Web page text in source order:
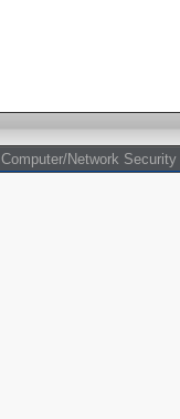
Network Security